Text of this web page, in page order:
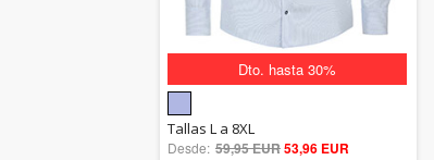
Dto. hasta 30%
5.00
out of 5
Tallas L a 8XL
Desde: 59,95 EUR53,96 EUR